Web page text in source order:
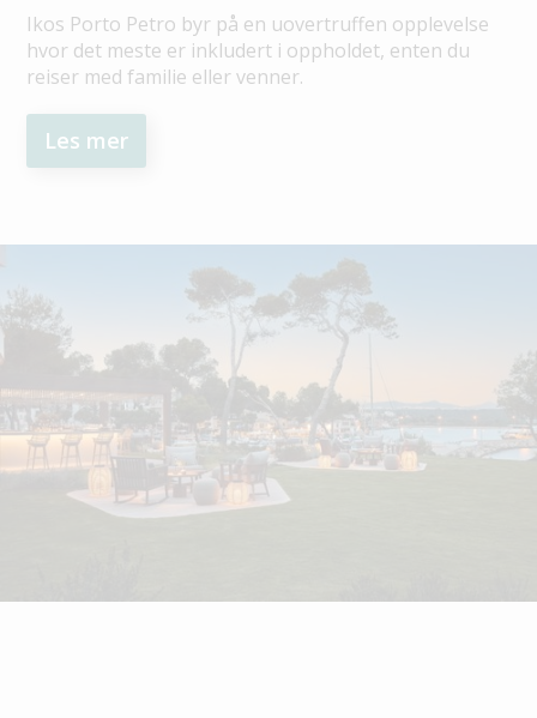
Ikos Porto Petro byr på en uovertruffen opplevelse
hvor det meste er inkludert i oppholdet, enten du
reiser med familie eller venner.
Les mer